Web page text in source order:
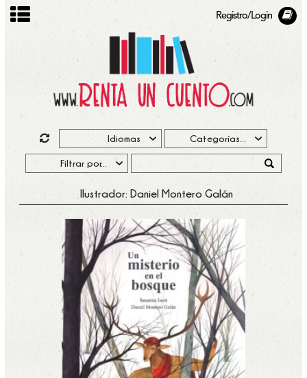
Registro/Login
Ilustrador: Daniel Montero Galán